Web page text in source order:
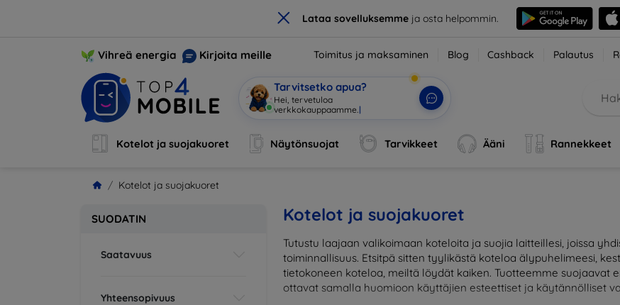
× Lataa sovelluksemmeja osta helpommin.
Vihreä energia Kirjoita meille Toimitus ja maksaminen Blog Cashback Palautus
Tarvitsetko apua?
Hei, tervetuloa
verkkokauppaamme. |
Kotelot ja suojakuoret Näytönsuojat Tarvikkeet Ääni Rannekkeet
Kotelot ja suojakuoret
SUODATIN
Saatavuus
Yhteensopivuus
Kotelot ja suojakuoret
Tutustu laajaan valikoimaan koteloita ja suojia laitteillesi, joissa
toiminnallisuus. Etsitpä sitten tyylikästä koteloa älypuhelimeesi,
tietokoneen koteloa, meiltä löydät kaiken. Tuotteemme suojaavat
ottavat samalla huomioon käyttäjien esteettiset ja käytännölliset